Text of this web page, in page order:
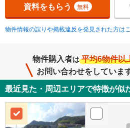
資料をもらう 無料
物件情報の誤りや掲載違反を発見された方は
物件購入者は 平均6物件以
お問い合わせをしていま
最近見た・周辺エリアで特徴が似